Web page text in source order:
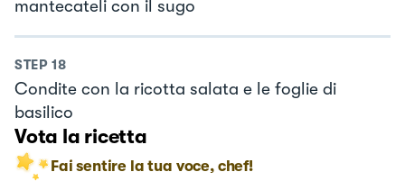
mantecateli con il sugo
STEP 18
Condite con la ricotta salata e le foglie di
basilico
Vota la ricetta
Fai sentire la tua voce, chef!